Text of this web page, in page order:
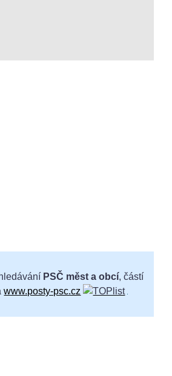
PSČ měst a obcí, částí
www.posty-psc.cz